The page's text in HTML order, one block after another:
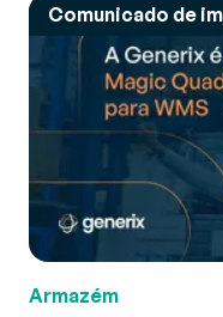
Comunicado de
Armazém